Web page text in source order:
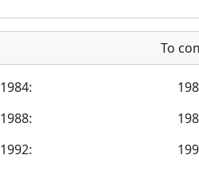
To
1984:
1988:
1992: